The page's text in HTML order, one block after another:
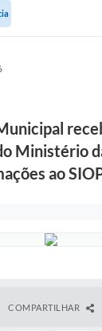
Ministério
ao
COMPARTILHAR